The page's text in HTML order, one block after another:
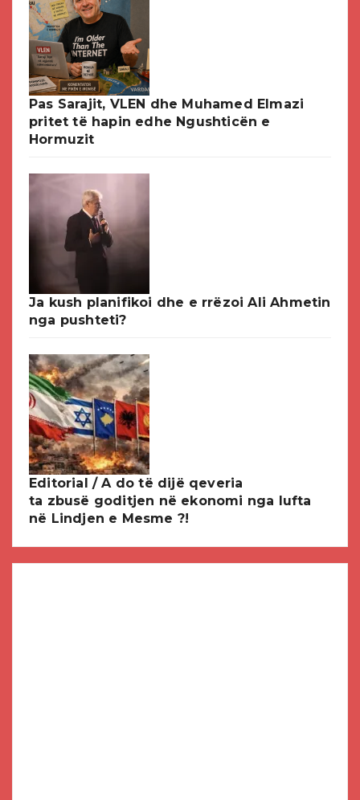
Pas Sarajit, VLEN dhe Muhamed Elmazi
pritet të hapin edhe Ngushticën e
Hormuzit
Ja kush planifikoi dhe e rrëzoi Ali Ahmetin
nga pushteti?
Editorial / A do të dijë qeveria
ta zbusë goditjen në ekonomi nga lufta
në Lindjen e Mesme ?!